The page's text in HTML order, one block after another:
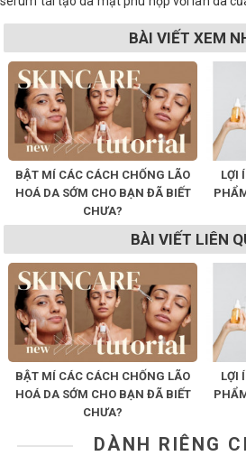
BÀI VIẾT XEM
BẬT MÍ CÁC CÁCH CHỐNG LÃO
HOÁ DA SỚM CHO BẠN ĐÃ BIẾT
CHƯA?
LỢI
BÀI VIẾT LIÊN
BẬT MÍ CÁC CÁCH CHỐNG LÃO
HOÁ DA SỚM CHO BẠN ĐÃ BIẾT
CHƯA?
LỢI
DÀNH RIÊNG